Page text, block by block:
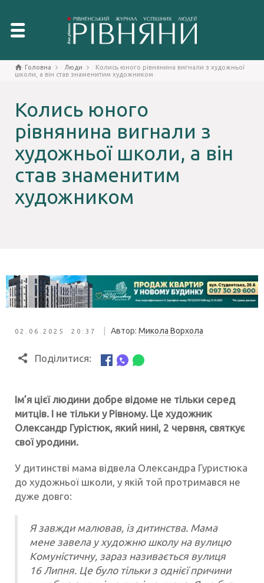
Головна Люди
Колись юного рівнянина вигнали з художньої
школи, а він став знаменитим художником
Колись юного
рівнянина вигнали з
художньої школи, а він
став знаменитим
художником
02.06.2025 20:37 Автор: Микола Ворхола
Поділитися:
Ім’я цієї людини добре відоме не тільки серед
митців. І не тільки у Рівному. Це художник
Олександр Гурістюк, який нині, 2 червня, святкує
свої уродини.
У дитинстві мама відвела Олександра Гуристюка
до художньої школи, у якій той протримався не
дуже довго:
Я завжди малював, із дитинства. Мама
мене завела у художню школу на вулицю
Комуністичну, зараз називається вулиця
16 Липня. Це було тільки з однієї причини